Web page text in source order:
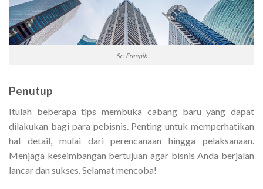
Sc: Freepik
Penutup
Itulah beberapa tips membuka cabang baru yang dapat
dilakukan bagi para pebisnis. Penting untuk memperhatikan
hal detail, mulai dari perencanaan hingga pelaksanaan.
Menjaga keseimbangan bertujuan agar bisnis Anda berjalan
lancar dan sukses. Selamat mencoba!